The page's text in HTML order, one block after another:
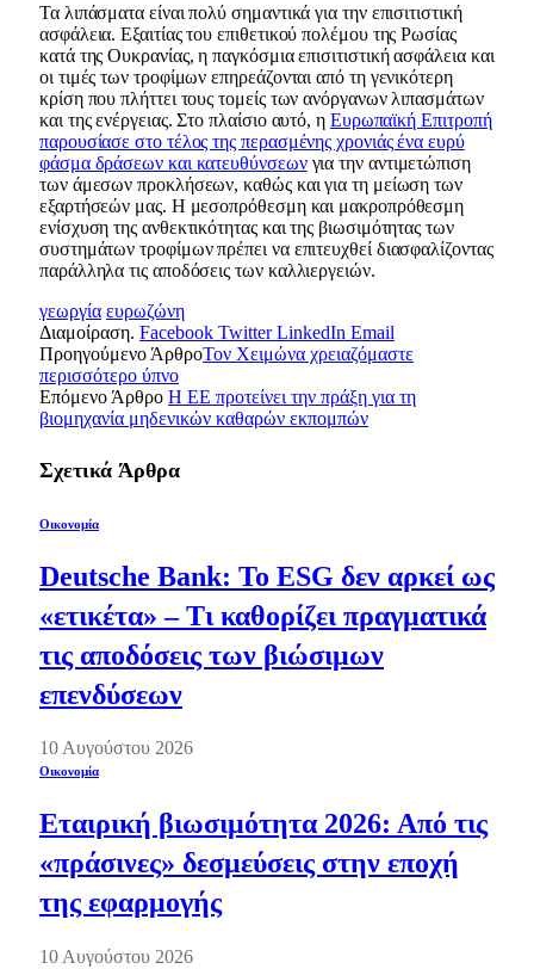
Τα λιπάσματα είναι πολύ σημαντικά για την επισιτιστική
ασφάλεια. Εξαιτίας του επιθετικού πολέμου της Ρωσίας
κατά της Ουκρανίας, η παγκόσμια επισιτιστική ασφάλεια και
οι τιμές των τροφίμων επηρεάζονται από τη γενικότερη
κρίση που πλήττει τους τομείς των ανόργανων λιπασμάτων
και της ενέργειας. Στο πλαίσιο αυτό, η Ευρωπαϊκή Επιτροπή
παρουσίασε στο τέλος της περασμένης χρονιάς ένα ευρύ
φάσμα δράσεων και κατευθύνσεωνγια την αντιμετώπιση
των άμεσων προκλήσεων, καθώς και για τη μείωση των
εξαρτήσεών μας. Η μεσοπρόθεσμη και μακροπρόθεσμη
ενίσχυση της ανθεκτικότητας και της βιωσιμότητας των
συστημάτων τροφίμων πρέπει να επιτευχθεί διασφαλίζοντας
παράλληλα τις αποδόσεις των καλλιεργειών.
γεωργία ευρωζώνη
Διαμοίραση. Facebook Twitter LinkedIn Email
Προηγούμενο ΆρθροΤον Χειμώνα χρειαζόμαστε
περισσότερο ύπνο
Επόμενο Άρθρο Η ΕΕ προτείνει την πράξη για τη
βιομηχανία μηδενικών καθαρών εκπομπών
Σχετικά Άρθρα
Οικονομία
Deutsche Bank: Το ESG δεν αρκεί ως
«ετικέτα» – Τι καθορίζει πραγματικά
τις αποδόσεις των βιώσιμων
επενδύσεων
10 Αυγούστου 2026
Οικονομία
Εταιρική βιωσιμότητα 2026: Από τις
«πράσινες» δεσμεύσεις στην εποχή
της εφαρμογής
10 Αυγούστου 2026